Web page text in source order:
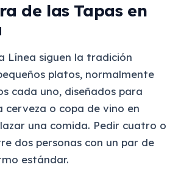
de las Tapas en
Línea siguen la tradición
platos, normalmente
cada uno, diseñados para
cerveza o copa de vino en
una comida. Pedir cuatro o
dos personas con un par de
estándar.